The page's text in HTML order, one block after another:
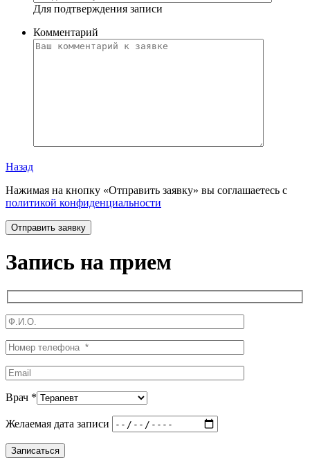
Для подтверждения записи
Комментарий
Назад
Нажимая на кнопку «Отправить заявку» вы соглашаетесь с
политикой конфиденциальности
Запись на прием
Врач *
Желаемая дата записи